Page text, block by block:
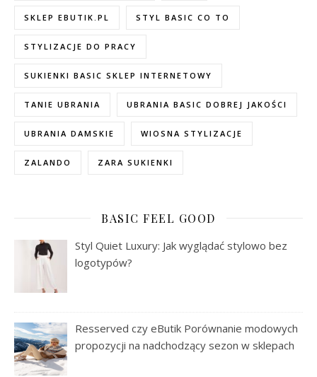
SKLEP EBUTIK.PL STYL BASIC CO TO
STYLIZACJE DO PRACY
SUKIENKI BASIC SKLEP INTERNETOWY
TANIE UBRANIA UBRANIA BASIC DOBREJ JAKOŚCI
UBRANIA DAMSKIE WIOSNA STYLIZACJE
ZALANDO ZARA SUKIENKI
BASIC FEEL GOOD
Styl Quiet Luxury: Jak wyglądać stylowo bez
logotypów?
Resserved czy eButik Porównanie modowych
propozycji na nadchodzący sezon w sklepach